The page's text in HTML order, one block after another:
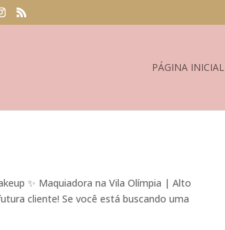
PÁGINA INICIAL
✨ Maquiadora na Vila Olímpia | Alto
cliente! Se você está buscando uma